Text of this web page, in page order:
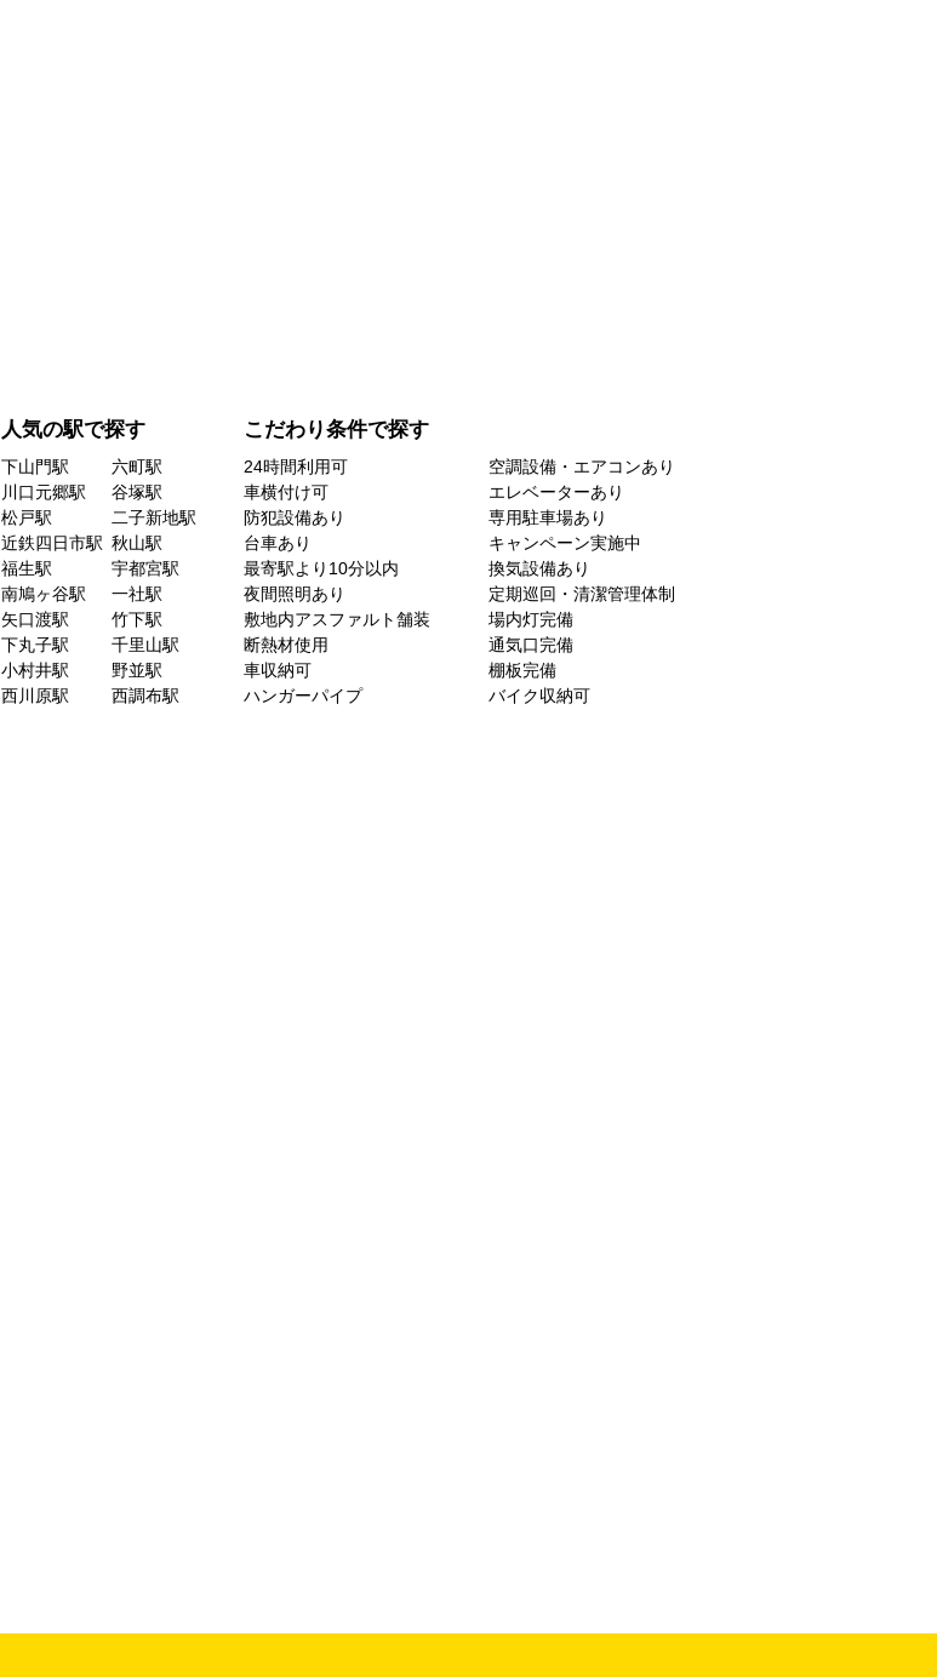
人気の駅で探す
下山門駅
六町駅
川口元郷駅
谷塚駅
松戸駅
二子新地駅
近鉄四日市駅 秋山駅
福生駅
宇都宮駅
南鳩ヶ谷駅
一社駅
矢口渡駅
竹下駅
下丸子駅
千里山駅
小村井駅
野並駅
西川原駅
西調布駅
こだわり条件で探す
24時間利用可
空調設備・エアコンあり
車横付け可
エレベーターあり
防犯設備あり
専用駐車場あり
台車あり
キャンペーン実施中
最寄駅より10分以内
換気設備あり
夜間照明あり
定期巡回・清潔管理体制
敷地内アスファルト舗装
場内灯完備
断熱材使用
通気口完備
車収納可
棚板完備
ハンガーパイプ
バイク収納可